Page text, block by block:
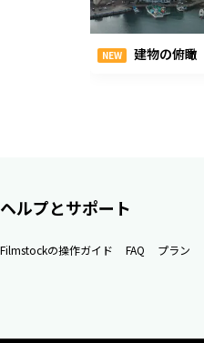
NEW 建物の俯瞰
ヘルプとサポート
Filmstockの操作ガイド FAQ プラン